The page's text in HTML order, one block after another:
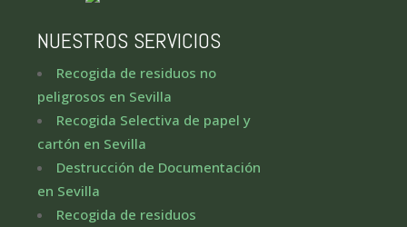
NUESTROS SERVICIOS
Recogida de residuos no
peligrosos en Sevilla
Recogida Selectiva de papel y
cartón en Sevilla
Destrucción de Documentación
en Sevilla
Recogida de residuos